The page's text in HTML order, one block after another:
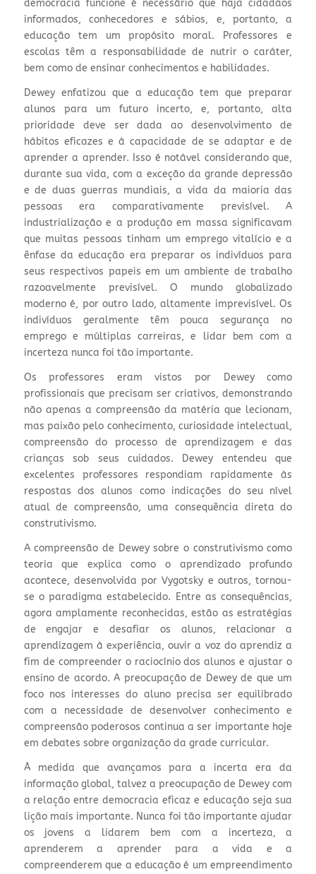
democracia funcione é necessário que haja cidadãos
informados, conhecedores e sábios, e, portanto, a
educação tem um propósito moral. Professores e
escolas têm a responsabilidade de nutrir o caráter,
bem como de ensinar conhecimentos e habilidades.
Dewey enfatizou que a educação tem que preparar
alunos para um futuro incerto, e, portanto, alta
prioridade deve ser dada ao desenvolvimento de
hábitos eficazes e à capacidade de se adaptar e de
aprender a aprender. Isso é notável considerando que,
durante sua vida, com a exceção da grande depressão
e de duas guerras mundiais, a vida da maioria das
pessoas era comparativamente previsível. A
industrialização e a produção em massa significavam
que muitas pessoas tinham um emprego vitalício e a
ênfase da educação era preparar os indivíduos para
seus respectivos papeis em um ambiente de trabalho
razoavelmente previsível. O mundo globalizado
moderno é, por outro lado, altamente imprevisível. Os
indivíduos geralmente têm pouca segurança no
emprego e múltiplas carreiras, e lidar bem com a
incerteza nunca foi tão importante.
Os professores eram vistos por Dewey como
profissionais que precisam ser criativos, demonstrando
não apenas a compreensão da matéria que lecionam,
mas paixão pelo conhecimento, curiosidade intelectual,
compreensão do processo de aprendizagem e das
crianças sob seus cuidados. Dewey entendeu que
excelentes professores respondiam rapidamente às
respostas dos alunos como indicações do seu nível
atual de compreensão, uma consequência direta do
construtivismo.
A compreensão de Dewey sobre o construtivismo como
teoria que explica como o aprendizado profundo
acontece, desenvolvida por Vygotsky e outros, tornou-
se o paradigma estabelecido. Entre as consequências,
agora amplamente reconhecidas, estão as estratégias
de engajar e desafiar os alunos, relacionar a
aprendizagem à experiência, ouvir a voz do aprendiz a
fim de compreender o raciocínio dos alunos e ajustar o
ensino de acordo. A preocupação de Dewey de que um
foco nos interesses do aluno precisa ser equilibrado
com a necessidade de desenvolver conhecimento e
compreensão poderosos continua a ser importante hoje
em debates sobre organização da grade curricular.
À medida que avançamos para a incerta era da
informação global, talvez a preocupação de Dewey com
a relação entre democracia eficaz e educação seja sua
lição mais importante. Nunca foi tão importante ajudar
os jovens a lidarem bem com a incerteza, a
aprenderem a aprender para a vida e a
compreenderem que a educação é um empreendimento